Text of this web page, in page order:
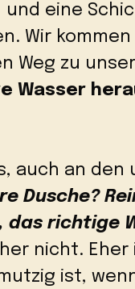
eine
Wir
Weg zu
Wasser
auch an
Dusche?
das richtige
nicht.
ist,